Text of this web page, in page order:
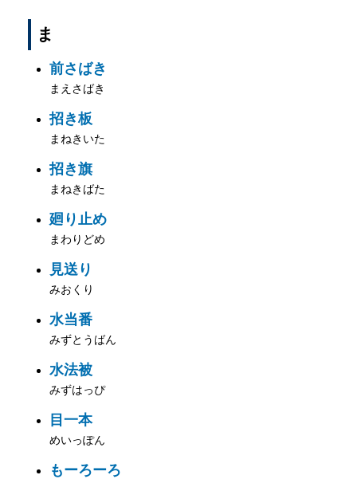
ま
前さばき
まえさばき
招き板
まねきいた
招き旗
まねきばた
廻り止め
まわりどめ
見送り
みおくり
水当番
みずとうばん
水法被
みずはっぴ
目一本
めいっぽん
もーろーろ